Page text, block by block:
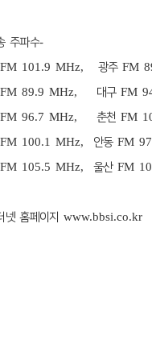
주파수-
FM 101.9 MHz, 광주 FM
FM 89.9 MHz, 대구 FM
FM 96.7 MHz, 춘천 FM
FM 100.1 MHz, 안동 FM
FM 105.5 MHz, 울산 FM
넷 홈페이지 www.bbsi.co.kr